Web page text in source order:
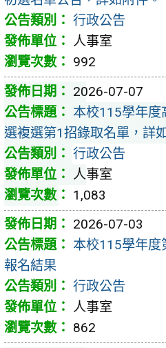
行政公告
人事室
992
2026-07-07
本校115學年度
選複選第1招錄取名單，詳
行政公告
人事室
1,083
2026-07-03
本校115學年度
報名結果
行政公告
人事室
862